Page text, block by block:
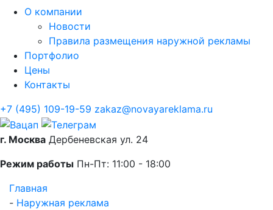
О компании
Новости
Правила размещения наружной рекламы
Портфолио
Цены
Контакты
+7 (495) 109-19-59 zakaz@novayareklama.ru
г. Москва Дербеневская ул. 24
Режим работы Пн-Пт: 11:00 - 18:00
Главная
- Наружная реклама